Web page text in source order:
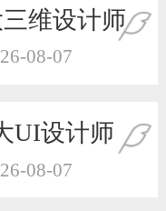
品已成功备案！
维设计师
08-07
UI设计师
08-07